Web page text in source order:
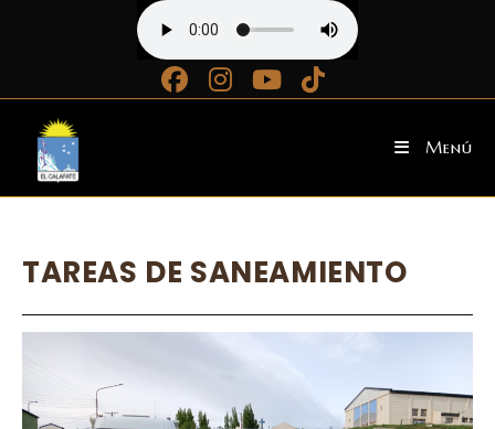
contenido
Menú
TAREAS DE SANEAMIENTO